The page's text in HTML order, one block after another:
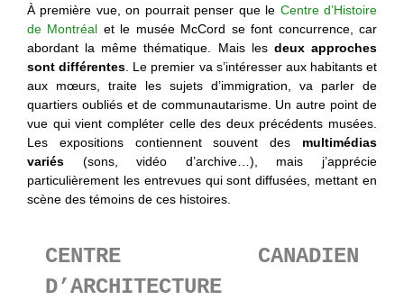
À première vue, on pourrait penser que le Centre d’Histoire
de Montréal et le musée McCord se font concurrence, car
abordant la même thématique. Mais les deux approches
sont différentes . Le premier va s’intéresser aux habitants et
aux mœurs, traite les sujets d’immigration, va parler de
quartiers oubliés et de communautarisme. Un autre point de
vue qui vient compléter celle des deux précédents musées.
Les expositions contiennent souvent des multimédias
variés (sons, vidéo d’archive…), mais j’apprécie
particulièrement les entrevues qui sont diffusées, mettant en
scène des témoins de ces histoires.
CENTRE CANADIEN
D’ARCHITECTURE